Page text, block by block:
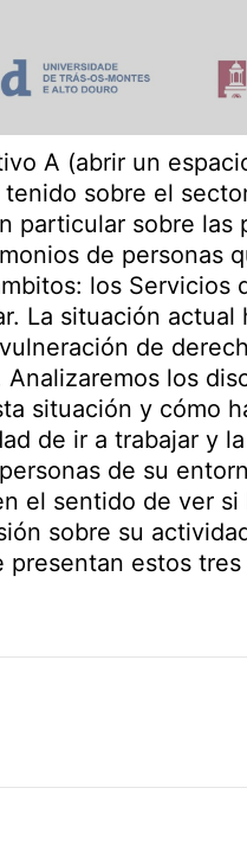
A (abrir un
sobre el
particular sobre las
de personas
los Servicios
La situación actual
de
los
situación y cómo
de ir a trabajar y
de su
el sentido de ver
sobre su
estos